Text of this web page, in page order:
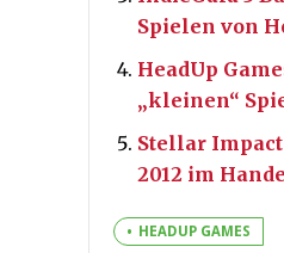
Spielen von
HeadUp
„kleinen“
Stellar
2012 im
HEADUP GAMES